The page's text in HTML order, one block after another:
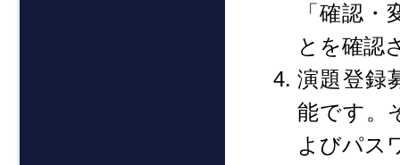
「確認
とを確認
演題登録
能です。
よびパス